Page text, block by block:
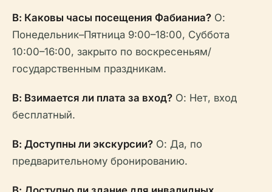
В: Каковы часы посещения Фабианиа? О:
Понедельник–Пятница 9:00–18:00, Суббота
10:00–16:00, закрыто по воскресеньям/
государственным праздникам.
В: Взимается ли плата за вход? О: Нет, вход
бесплатный.
В: Доступны ли экскурсии? О: Да, по
предварительному бронированию.